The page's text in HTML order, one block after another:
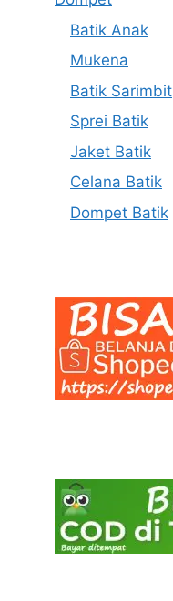
Batik Anak
Mukena
Batik Sarimbit
Sprei Batik
Jaket Batik
Celana Batik
Dompet Batik